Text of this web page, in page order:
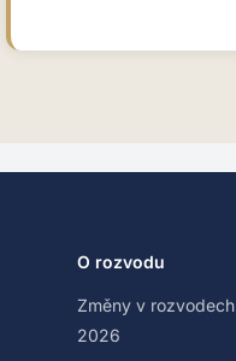
O rozvodu
Změny v rozvodech
2026